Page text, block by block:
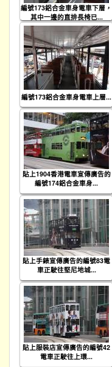
編號173鋁合金車身電車下層，
其中一邊的直排長椅已...
編號173鋁合金車身電車上層...
貼上1904香港電車宣傳廣告的
編號174鋁合金車身...
貼上手錶宣傳廣告的編號83電
車正駛往堅尼地城...
貼上服裝店宣傳廣告的編號42
電車正駛往上環...